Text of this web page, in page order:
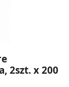
2szt. x 200